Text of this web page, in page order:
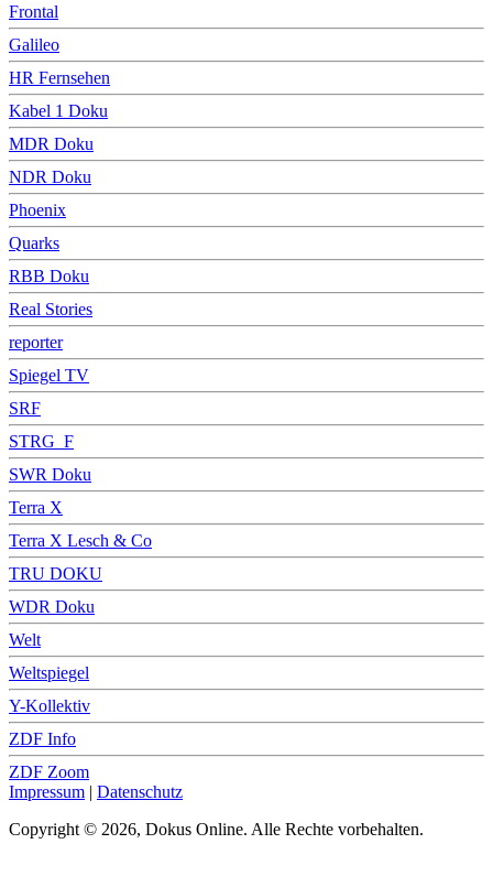
Frontal
Galileo
HR Fernsehen
Kabel 1 Doku
MDR Doku
NDR Doku
Phoenix
Quarks
RBB Doku
Real Stories
reporter
Spiegel TV
SRF
STRG_F
SWR Doku
Terra X
Terra X Lesch & Co
TRU DOKU
WDR Doku
Welt
Weltspiegel
Y-Kollektiv
ZDF Info
ZDF Zoom
Impressum | Datenschutz
Copyright © 2026, Dokus Online. Alle Rechte vorbehalten.